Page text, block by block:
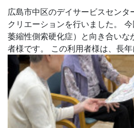
広島市中区のデイサービスセンタ
クリエーションを行いました。
萎縮性側索硬化症）と向き合いな
者様です。 この利用者様は、長年